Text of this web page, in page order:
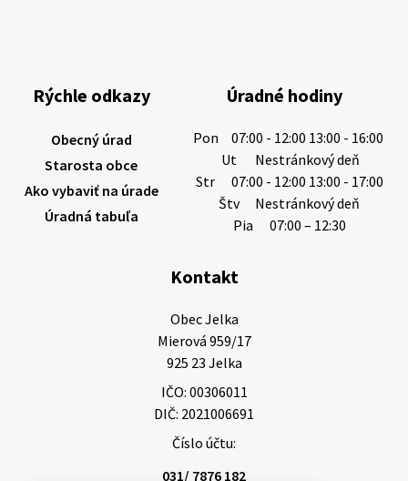
výdatnosti vodárenských zdrojov.
Západoslovenská vodárenská spoločnosť preto
6. augusta 2026 08:12
5. augusta 2026 13:10
Smútočný oznam: 05.08.2026 1/ Vážení obyvatelia!S
hlbokým zármutkom Vám oznamujeme, že vo veku
73 rokov nás opustila Irena Tanková, rodená
Tanková. Pohreb zosnulej bude dňa 6.08.20…
5. augusta 2026 12:59
Rýchle odkazy
Obecný úrad
Starosta obce
Ako vybaviť na úrade
Úradná tabuľa
Úradné hodiny
Pon
07:00 - 12:00 13:00 - 16:00
Ut
Nestránkový deň
Str
07:00 - 12:00 13:00 - 17:00
Štv
Nestránkový deň
Pia
07:00 – 12:30
Kontakt
Obec Jelka
Mierová 959/17
925 23 Jelka
IČO: 00306011
DIČ: 2021006691
Číslo účtu:
031/ 7876 182